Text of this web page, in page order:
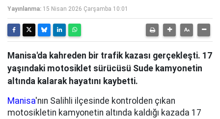
Yayınlanma: 15 Nisan 2026 Çarşamba 10:01
Manisa'da kahreden bir trafik kazası gerçekleşti. 17
yaşındaki motosiklet sürücüsü Sude kamyonetin
altında kalarak hayatını kaybetti.
Manisa'nın Salihli ilçesinde kontrolden çıkan
motosikletin kamyonetin altında kaldığı kazada 17